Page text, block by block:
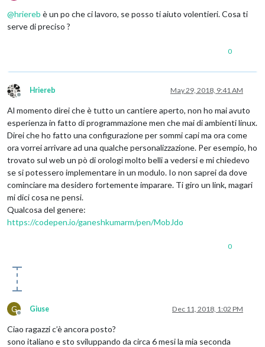
Offline
@hriereb è un po che ci lavoro, se posso ti aiuto volentieri. Cosa ti
serve di preciso ?
0
Offline
Hriereb May 29, 2018, 9:41 AM
Al momento direi che è tutto un cantiere aperto, non ho mai avuto
esperienza in fatto di programmazione men che mai di ambienti linux.
Direi che ho fatto una configurazione per sommi capi ma ora come
ora vorrei arrivare ad una qualche personalizzazione. Per esempio, ho
trovato sul web un pò di orologi molto belli a vedersi e mi chiedevo
se si potessero implementare in un modulo. Io non saprei da dove
cominciare ma desidero fortemente imparare. Ti giro un link, magari
mi dici cosa ne pensi.
Qualcosa del genere:
https://codepen.io/ganeshkumarm/pen/MobJdo
0
G
Offline
Giuse Dec 11, 2018, 1:02 PM
Ciao ragazzi c’è ancora posto?
sono italiano e sto sviluppando da circa 6 mesi la mia seconda